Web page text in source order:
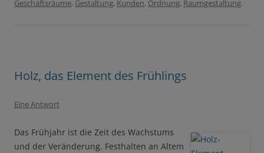
Geschäftsräume, Gestaltung, Kunden, Ordnung, Raumgestaltung.
Holz, das Element des Frühlings
Eine Antwort
Das Frühjahr ist die Zeit des Wachstums
und der Veränderung. Festhalten an Altem